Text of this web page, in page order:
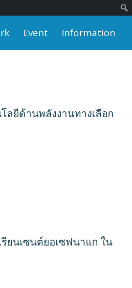
Event Information
ลยีด้านพลังงานทางเลือก
รียนเซนต์ยอเซฟนาแก ใน